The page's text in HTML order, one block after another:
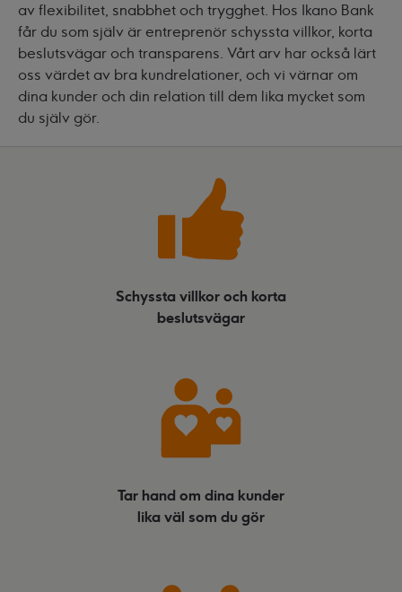
av flexibilitet, snabbhet och trygghet. Hos Ikano Bank
får du som själv är entreprenör schyssta villkor, korta
beslutsvägar och transparens. Vårt arv har också lärt
oss värdet av bra kundrelationer, och vi värnar om
dina kunder och din relation till dem lika mycket som
du själv gör.
Schyssta villkor och korta
beslutsvägar
Tar hand om dina kunder
lika väl som du gör